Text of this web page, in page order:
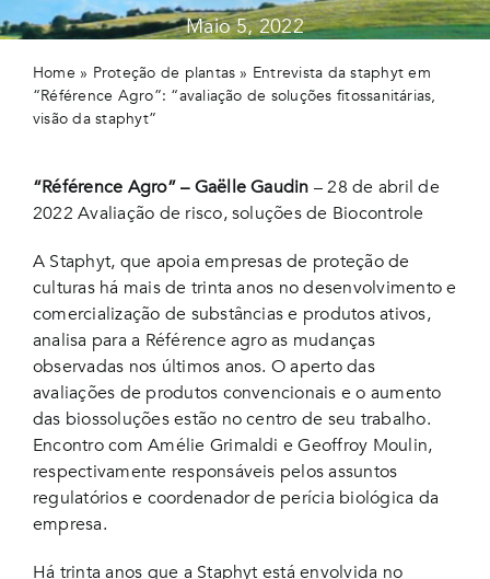
Maio 5, 2022
Home » Proteção de plantas » Entrevista da staphyt em
“Référence Agro”: “avaliação de soluções fitossanitárias,
visão da staphyt”
“Référence Agro” – Gaëlle Gaudin – 28 de abril de
2022 Avaliação de risco, soluções de Biocontrole
A Staphyt, que apoia empresas de proteção de
culturas há mais de trinta anos no desenvolvimento e
comercialização de substâncias e produtos ativos,
analisa para a Référence agro as mudanças
observadas nos últimos anos. O aperto das
avaliações de produtos convencionais e o aumento
das biossoluções estão no centro de seu trabalho.
Encontro com Amélie Grimaldi e Geoffroy Moulin,
respectivamente responsáveis pelos assuntos
regulatórios e coordenador de perícia biológica da
empresa.
Há trinta anos que a Staphyt está envolvida no